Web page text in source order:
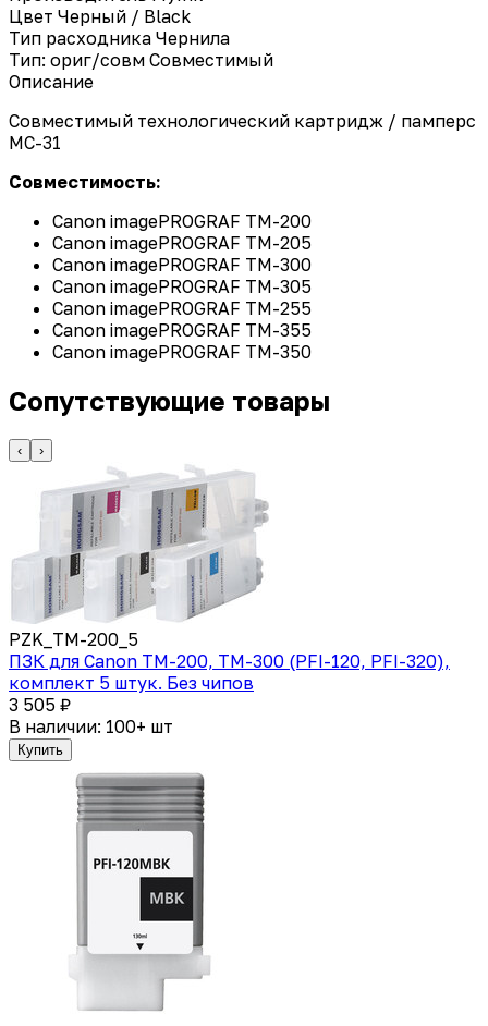
Цвет Черный / Black
Тип расходника Чернила
Тип: ориг/совм Совместимый
Описание
Совместимый технологический картридж / памперс
MC-31
Совместимость:
Canon imagePROGRAF TM-200
Canon imagePROGRAF TM-205
Canon imagePROGRAF TM-300
Canon imagePROGRAF TM-305
Canon imagePROGRAF TM-255
Canon imagePROGRAF TM-355
Canon imagePROGRAF TM-350
Сопутствующие товары
‹ ›
PZK_TM-200_5
ПЗК для Canon TM-200, TM-300 (PFI-120, PFI-320),
комплект 5 штук. Без чипов
3 505 ₽
В наличии: 100+ шт
Купить